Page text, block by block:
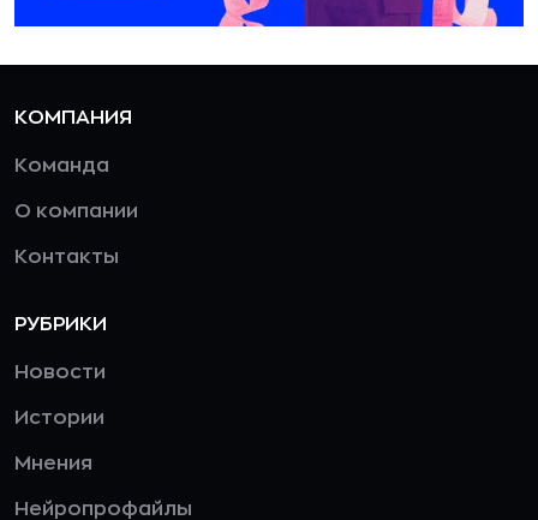
КОМПАНИЯ
Команда
О компании
Контакты
РУБРИКИ
Новости
Истории
Мнения
Нейропрофайлы